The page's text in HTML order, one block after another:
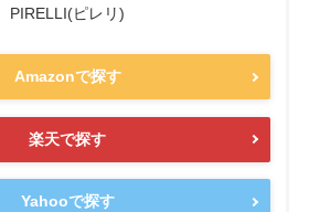
PIRELLI(ピレリ)
Amazonで探す
楽天で探す
Yahooで探す